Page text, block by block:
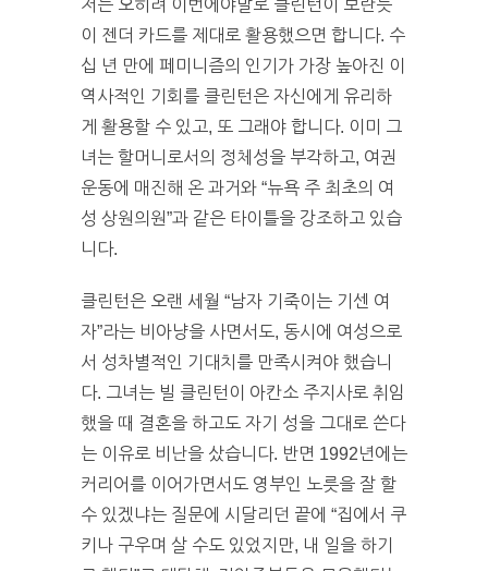
저는 오히려 이번에야말로 클린턴이 보란듯
이 젠더 카드를 제대로 활용했으면 합니다. 수
십 년 만에 페미니즘의 인기가 가장 높아진 이
역사적인 기회를 클린턴은 자신에게 유리하
게 활용할 수 있고, 또 그래야 합니다. 이미 그
녀는 할머니로서의 정체성을 부각하고, 여권
운동에 매진해 온 과거와 “뉴욕 주 최초의 여
성 상원의원”과 같은 타이틀을 강조하고 있습
니다.
클린턴은 오랜 세월 “남자 기죽이는 기센 여
자”라는 비아냥을 사면서도, 동시에 여성으로
서 성차별적인 기대치를 만족시켜야 했습니
다. 그녀는 빌 클린턴이 아칸소 주지사로 취임
했을 때 결혼을 하고도 자기 성을 그대로 쓴다
는 이유로 비난을 샀습니다. 반면 1992년에는
커리어를 이어가면서도 영부인 노릇을 잘 할
수 있겠냐는 질문에 시달리던 끝에 “집에서 쿠
키나 구우며 살 수도 있었지만, 내 일을 하기